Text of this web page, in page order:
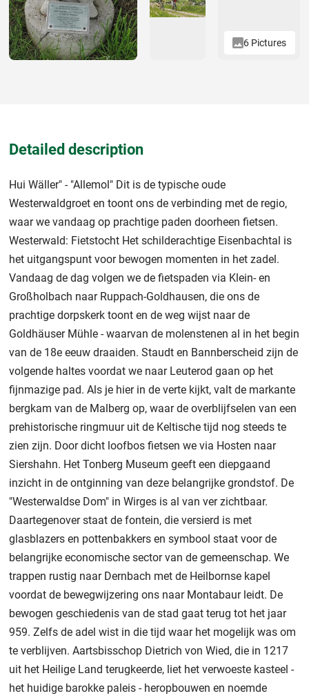
6 Pictures
Detailed description
Hui Wäller" - "Allemol" Dit is de typische oude
Westerwaldgroet en toont ons de verbinding met de regio,
waar we vandaag op prachtige paden doorheen fietsen.
Westerwald: Fietstocht Het schilderachtige Eisenbachtal is
het uitgangspunt voor bewogen momenten in het zadel.
Vandaag de dag volgen we de fietspaden via Klein- en
Großholbach naar Ruppach-Goldhausen, die ons de
prachtige dorpskerk toont en de weg wijst naar de
Goldhäuser Mühle - waarvan de molenstenen al in het begin
van de 18e eeuw draaiden. Staudt en Bannberscheid zijn de
volgende haltes voordat we naar Leuterod gaan op het
fijnmazige pad. Als je hier in de verte kijkt, valt de markante
bergkam van de Malberg op, waar de overblijfselen van een
prehistorische ringmuur uit de Keltische tijd nog steeds te
zien zijn. Door dicht loofbos fietsen we via Hosten naar
Siershahn. Het Tonberg Museum geeft een diepgaand
inzicht in de ontginning van deze belangrijke grondstof. De
"Westerwaldse Dom" in Wirges is al van ver zichtbaar.
Daartegenover staat de fontein, die versierd is met
glasblazers en pottenbakkers en symbool staat voor de
belangrijke economische sector van de gemeenschap. We
trappen rustig naar Dernbach met de Heilbornse kapel
voordat de bewegwijzering ons naar Montabaur leidt. De
bewogen geschiedenis van de stad gaat terug tot het jaar
959. Zelfs de adel wist in die tijd waar het mogelijk was om
te verblijven. Aartsbisschop Dietrich von Wied, die in 1217
uit het Heilige Land terugkeerde, liet het verwoeste kasteel -
het huidige barokke paleis - heropbouwen en noemde